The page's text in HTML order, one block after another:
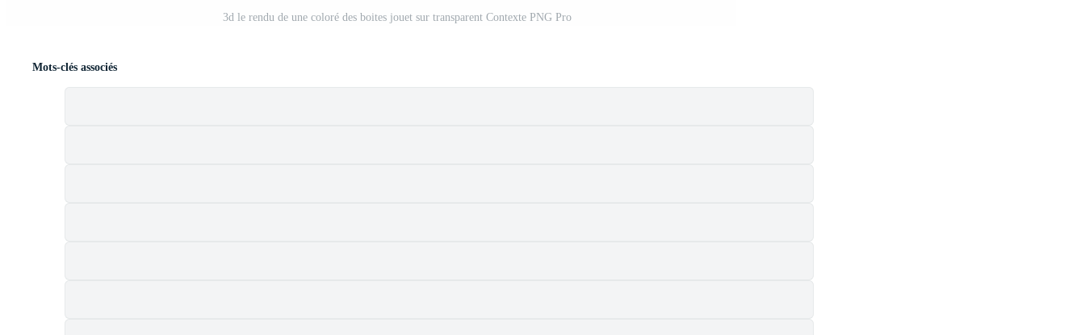
3d le rendu de une coloré des boites jouet sur transparent Contexte PNG Pro
Mots-clés associés